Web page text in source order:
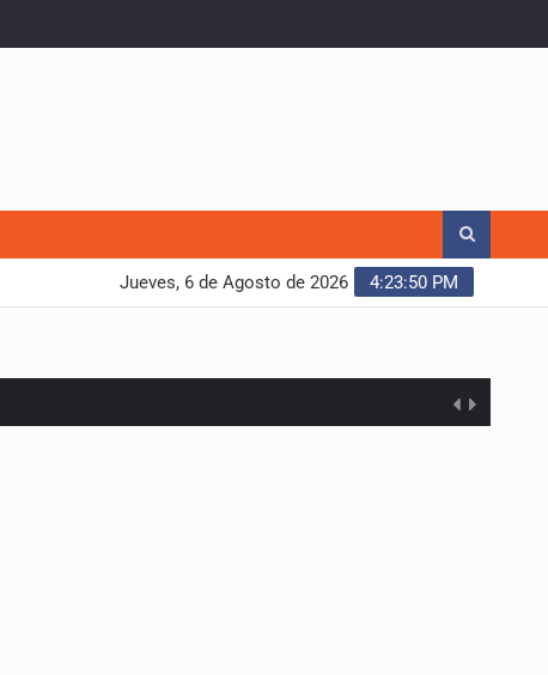
4:23:51 PM
Jueves, 6 de Agosto de 2026